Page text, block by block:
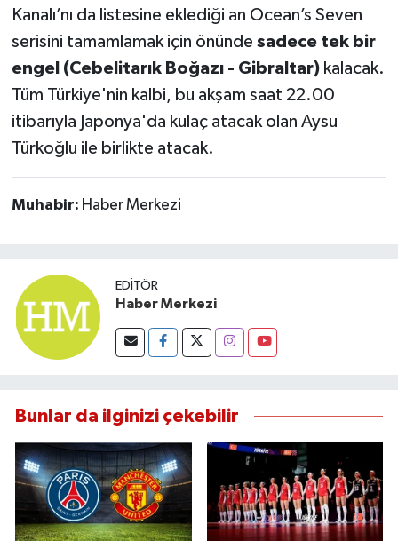
Kanalı’nı da listesine eklediği an Ocean’s Seven
serisini tamamlamak için önünde sadece tek bir
engel (Cebelitarık Boğazı - Gibraltar)kalacak.
Tüm Türkiye'nin kalbi, bu akşam saat 22.00
itibarıyla Japonya'da kulaç atacak olan Aysu
Türkoğlu ile birlikte atacak.
Muhabir: Haber Merkezi
EDITÖR
Haber Merkezi
Bunlar da ilginizi çekebilir